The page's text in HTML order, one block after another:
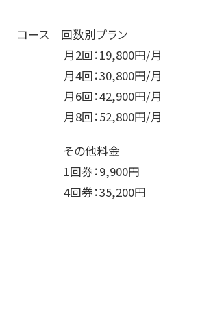
コース 回数別プラン
月2回：19,800円/月
月4回：30,800円/月
月6回：42,900円/月
月8回：52,800円/月
その他料金
1回券：9,900円
4回券：35,200円